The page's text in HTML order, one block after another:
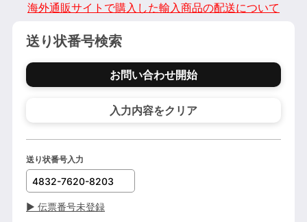
海外通販サイトで購入した輸入商品の配送について
送り状番号検索
お問い合わせ開始
入力内容をクリア
送り状番号入力
▶ 伝票番号未登録